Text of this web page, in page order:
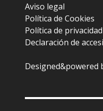
Aviso legal
Política de Cookies
Política de
Declaración de
Designed&powered